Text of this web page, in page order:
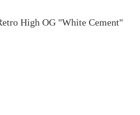
High OG "White Cement"